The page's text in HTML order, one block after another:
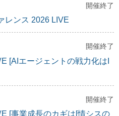
開催終了
レンス 2026 LIVE
開催終了
[AIエージェントの戦力化はI
開催終了
[事業成長のカギは[情シスの